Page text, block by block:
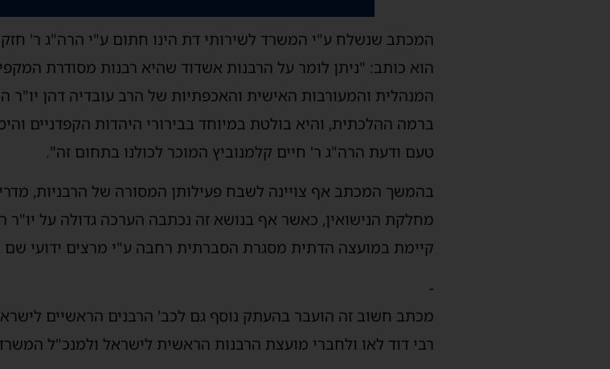
המכתב שנשלח ע"י המשרד לשירותי דת הינו חתום ע"י הרה"ג ר'
הוא כותב: "ניתן לומר על הרבנות אשדוד שהיא רבנות מסודרת
המנהלית והמעורבות האישית והאכפתיות של הרב עובדיה דהן יו"ר
ברמה ההלכתית, והיא בולטת במיוחד בבירורי היהדות הקפדניים
טעם ודעת הרה"ג ר' חיים קלמנוביץ המוכר לכולנו בתחום זה".
בהמשך המכתב אף צויינה לשבח פעילותן המסורה של הרבניות,
מחלקת הנישואין, כאשר אף בנושא זה נכתבה הערכה גדולה על יו"ר
קיימת במועצה הדתית מסגרת הסברתית רחבה ע"י מרצים ידועי שם
-
מכתב חשוב זה הועבר בהעתק נוסף גם לכב' הרבנים הראשיים לישראל
רבי דוד לאו ולחברי מועצת הרבנות הראשית לישראל ולמנכ"ל